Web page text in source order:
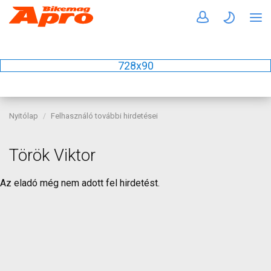
728x90
Nyitólap Felhasználó további hirdetései
Török Viktor
Az eladó még nem adott fel hirdetést.